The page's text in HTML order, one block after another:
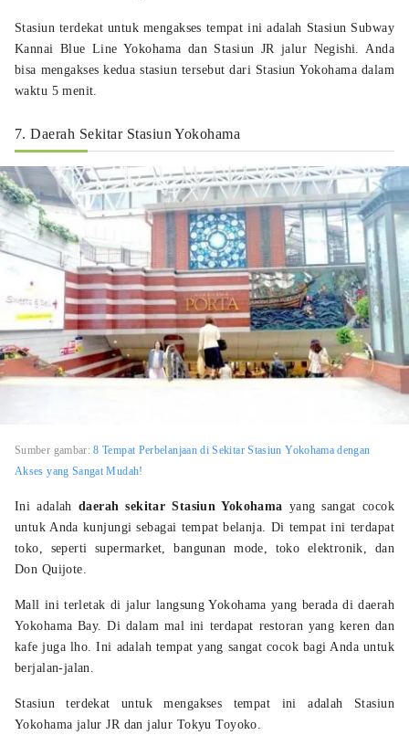
Stasiun terdekat untuk mengakses tempat ini adalah Stasiun Subway
Kannai Blue Line Yokohama dan Stasiun JR jalur Negishi. Anda
bisa mengakses kedua stasiun tersebut dari Stasiun Yokohama dalam
waktu 5 menit.
7. Daerah Sekitar Stasiun Yokohama
Sumber gambar:8 Tempat Perbelanjaan di Sekitar Stasiun Yokohama dengan
Akses yang Sangat Mudah!
Ini adalah daerah sekitar Stasiun Yokohama yang sangat cocok
untuk Anda kunjungi sebagai tempat belanja. Di tempat ini terdapat
toko, seperti supermarket, bangunan mode, toko elektronik, dan
Don Quijote.
Mall ini terletak di jalur langsung Yokohama yang berada di daerah
Yokohama Bay. Di dalam mal ini terdapat restoran yang keren dan
kafe juga lho. Ini adalah tempat yang sangat cocok bagi Anda untuk
berjalan-jalan.
Stasiun terdekat untuk mengakses tempat ini adalah Stasiun
Yokohama jalur JR dan jalur Tokyu Toyoko.